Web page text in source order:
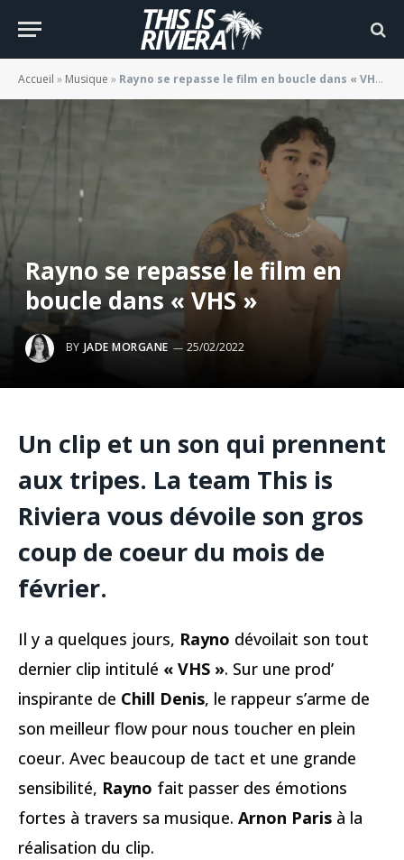
Accueil » Musique » Rayno se repasse le film en boucle dans « VHS »
Rayno se repasse le film en
boucle dans « VHS »
BY JADE MORGANE 25/02/2022
Un clip et un son qui prennent
aux tripes. La team This is
Riviera vous dévoile son gros
coup de coeur du mois de
février.
Il y a quelques jours, Rayno dévoilait son tout
dernier clip intitulé « VHS ». Sur une prod’
inspirante de Chill Denis, le rappeur s’arme de
son meilleur flow pour nous toucher en plein
coeur. Avec beaucoup de tact et une grande
sensibilité, Rayno fait passer des émotions
fortes à travers sa musique. Arnon Paris à la
réalisation du clip.